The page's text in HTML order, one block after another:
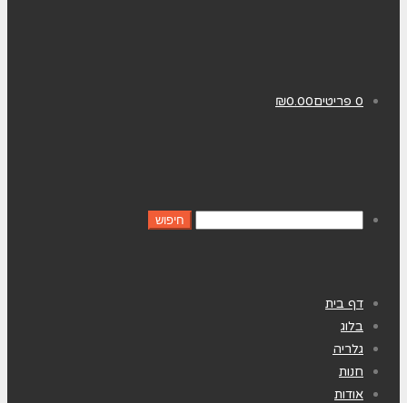
0 פריטים ₪0.00
דף בית
בלוג
גלריה
חנות
אודות